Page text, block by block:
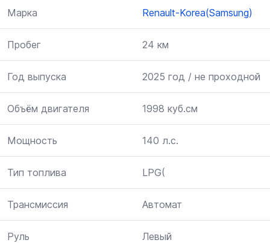
Марка Renault-Korea(Samsung)
Пробег 24 км
Год выпуска 2025 год / не проходной
Объём двигателя 1998 куб.см
Мощность 140 л.с.
Тип топлива LPG(
Трансмиссия Автомат
Руль Левый